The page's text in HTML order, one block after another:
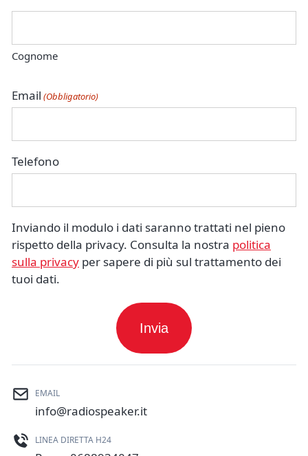
Cognome
Email (Obbligatorio)
Telefono
Inviando il modulo i dati saranno trattati nel pieno
rispetto della privacy. Consulta la nostra politica
sulla privacy per sapere di più sul trattamento dei
tuoi dati.
EMAIL
info@radiospeaker.it
LINEA DIRETTA H24